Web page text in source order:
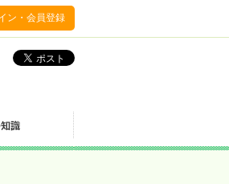
ン・会員登録